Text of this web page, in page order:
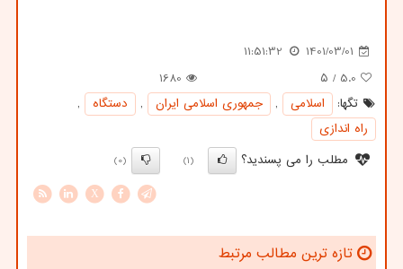
1401/03/01
11:51:32
5.0 / ۵
1680
تگها:
اسلامی , جمهوری اسلامی ایران , دستگاه
,
راه اندازی
مطلب را می پسندید؟
(1)
(0)
X
تازه ترین مطالب مرتبط